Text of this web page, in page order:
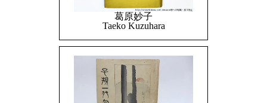
葛原妙子
Taeko Kuzuhara